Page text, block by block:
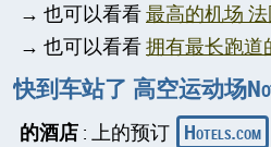
→ 也可以看看最高的机场
→ 也可以看看拥有最长跑道
快到车站了 高空运动场
的酒店 : 上的预订 Hotels.com